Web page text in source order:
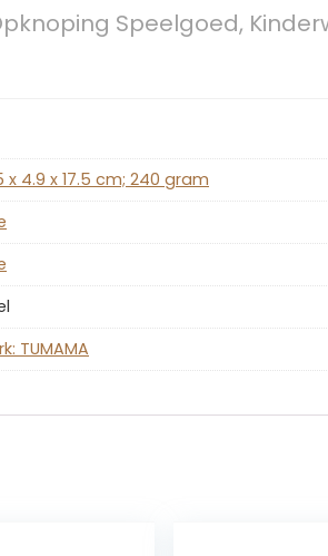
Speelgoed,
x 4.9 x 17.5 cm; 240 gram
TUMAMA